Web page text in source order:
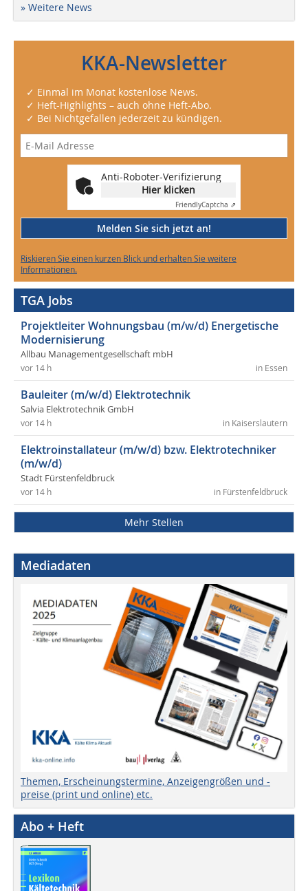
» Weitere News
KKA-Newsletter
✓ Einmal im Monat kostenlose News.
✓ Heft-Highlights – auch ohne Heft-Abo.
✓ Bei Nichtgefallen jederzeit zu kündigen.
Anti-Roboter-Verifizierung
Hier klicken
FriendlyCaptcha ⇗
Melden Sie sich jetzt an!
Riskieren Sie einen kurzen Blick und erhalten Sie weitere
Informationen.
TGA Jobs
Projektleiter Wohnungsbau (m/w/d) Energetische
Modernisierung
Allbau Managementgesellschaft mbH
in Essen
vor 14 h
Bauleiter (m/w/d) Elektrotechnik
Salvia Elektrotechnik GmbH
in Kaiserslautern
vor 14 h
Elektroinstallateur (m/w/d) bzw. Elektrotechniker
(m/w/d)
Stadt Fürstenfeldbruck
in Fürstenfeldbruck
vor 14 h
Mehr Stellen
Mediadaten
Themen, Erscheinungstermine, Anzeigengrößen und -
preise (print und online) etc.
Abo + Heft